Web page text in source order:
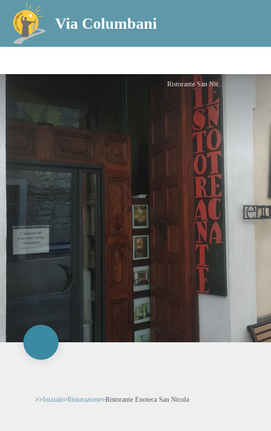
Via Columbani
Ristorante San Nicola
>>Iniziale>Ristorazione>Ristorante Enoteca San Nicola